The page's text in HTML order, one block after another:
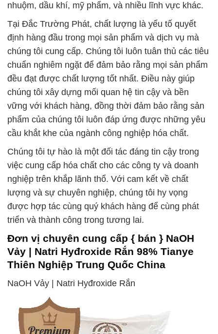
nhuộm, dầu khí, mỹ phẩm, và nhiều lĩnh vực khác.
Tại Đắc Trường Phát, chất lượng là yếu tố quyết
định hàng đầu trong mọi sản phẩm và dịch vụ mà
chúng tôi cung cấp. Chúng tôi luôn tuân thủ các tiêu
chuẩn nghiêm ngặt để đảm bảo rằng mọi sản phẩm
đều đạt được chất lượng tốt nhất. Điều này giúp
chúng tôi xây dựng mối quan hệ tin cậy và bền
vững với khách hàng, đồng thời đảm bảo rằng sản
phẩm của chúng tôi luôn đáp ứng được những yêu
cầu khắt khe của ngành công nghiệp hóa chất.
Chúng tôi tự hào là một đối tác đáng tin cậy trong
việc cung cấp hóa chất cho các công ty và doanh
nghiệp trên khắp lãnh thổ. Với cam kết về chất
lượng và sự chuyên nghiệp, chúng tôi hy vọng
được hợp tác cùng quý khách hàng để cùng phát
triển và thành công trong tương lai.
Đơn vị chuyên cung cấp { bán } NaOH
Vảy | Natri Hyđroxide Rắn 98% Tianye
Thiên Nghiệp Trung Quốc China
NaOH Vảy | Natri Hyđroxide Rắn